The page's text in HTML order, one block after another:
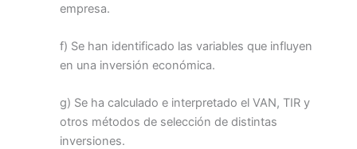
empresa.
f) Se han identificado las variables que influyen
en una inversión económica.
g) Se ha calculado e interpretado el VAN, TIR y
otros métodos de selección de distintas
inversiones.